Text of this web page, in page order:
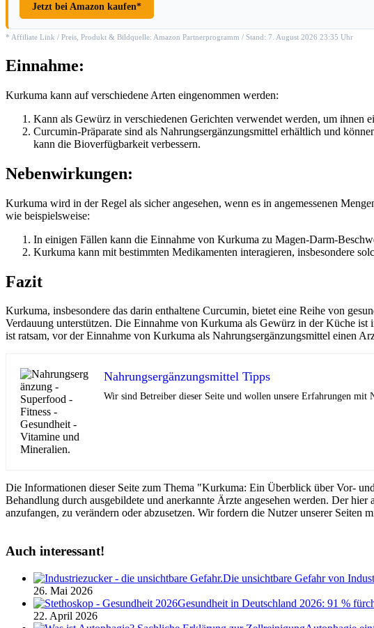
Jetzt bei Amazon kaufen*
* Affiliate Link / Preis, Produkt & Bildquelle: Amazon Partnerprogramm / Stand: 7. August 2026 23:35 Uhr
Einnahme:
Kurkuma kann auf verschiedene Arten eingenommen werden:
Kann als Gewürz in verschiedenen Gerichten verwendet werden, um ihnen
Curcumin-Präparate sind als Nahrungsergänzungsmittel erhältlich und
kann die Bioverfügbarkeit verbessern.
Nebenwirkungen:
Kurkuma wird in der Regel als sicher angesehen, wenn es in angemessenen
wie beispielsweise:
In einigen Fällen kann die Einnahme von Kurkuma zu Magen-Darm-
Kurkuma kann mit bestimmten Medikamenten interagieren, insbesondere
Fazit
Kurkuma, insbesondere das darin enthaltene Curcumin, bietet eine Reihe von
Verdauung unterstützen. Die Einnahme von Kurkuma als Gewürz in der Küche
ist ratsam, vor der Einnahme von Kurkuma als Nahrungsergänzungsmittel einen
Nahrungsergänzungsmittel Tipps
Wir sind Betreiber dieser Seite und wollen unsere Erfahrungen mit
Die Informationen dieser Seite zum Thema "Kurkuma: Ein Überblick über Vor-
Behandlung durch ausgebildete und anerkannte Ärzte angesehen werden. Der
anzufangen, zu verändern oder abzusetzen. Wir fordern die Nutzer unserer
Auch interessant!
Die unsichtbare Gefahr von
26. Mai 2026
Gesundheit in Deutschland 2026: 91 %
22. April 2026